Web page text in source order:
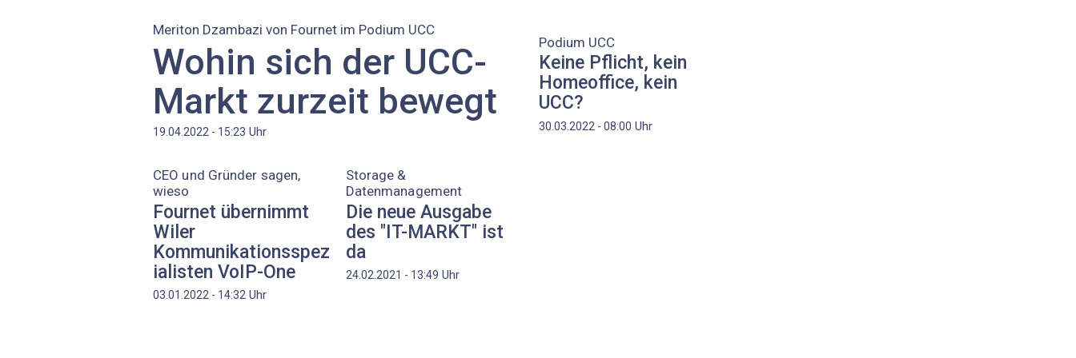
Meriton Dzambazi von Fournet im Podium UCC
Wohin sich der UCC-
Markt zurzeit bewegt
19.04.2022 - 15:23 Uhr
Podium UCC
Keine Pflicht, kein
Homeoffice, kein
UCC?
30.03.2022 - 08:00 Uhr
CEO und Gründer sagen,
wieso
Fournet übernimmt
Wiler
Kommunikationsspez
ialisten VoIP-One
03.01.2022 - 14:32 Uhr
Storage &
Datenmanagement
Die neue Ausgabe
des "IT-MARKT" ist
da
24.02.2021 - 13:49 Uhr